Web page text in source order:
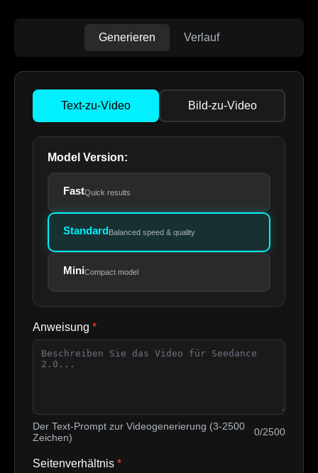
Generieren Verlauf
Text-zu-Video Bild-zu-Video
Model Version:
FastQuick results
Standard Balanced speed & quality
MiniCompact model
Anweisung *
Der Text-Prompt zur Videogenerierung (3-2500
Zeichen)
0/2500
Seitenverhältnis *